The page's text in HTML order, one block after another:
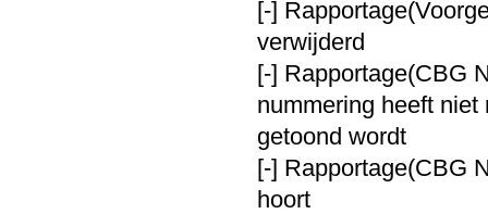
[-]
verwijderd
[-] Rapportage(CBG
nummering heeft
getoond wordt
[-] Rapportage(CBG
hoort